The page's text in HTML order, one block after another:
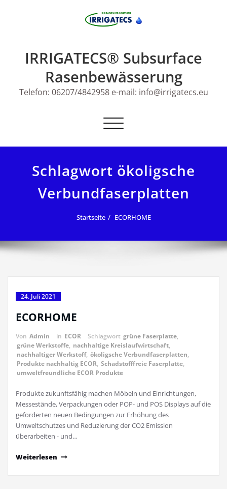
IRRIGATECS® Subsurface
Rasenbewässerung
Telefon: 06207/4842958 e-mail: info@irrigatecs.eu
Schalte
Schlagwort ökoligsche
Verbundfaserplatten
Startseite ECORHOME
24. Juli 2021
ECORHOME
Von Admin in ECOR Schlagwort grüne Faserplatte,
grüne Werkstoffe, nachhaltige Kreislaufwirtschaft,
nachhaltiger Werkstoff, ökoligsche Verbundfaserplatten,
Produkte nachhaltig ECOR, Schadstofffreie Faserplatte,
umweltfreundliche ECOR Produkte
Produkte zukunftsfähig machen Möbeln und Einrichtungen,
Messestände, Verpackungen oder POP- und POS Displays auf die
geforderten neuen Bedingungen zur Erhöhung des
Umweltschutzes und Reduzierung der CO2 Emission
überarbeiten - und…
Weiterlesen